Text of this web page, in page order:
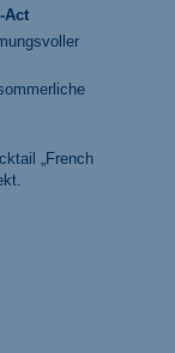
Act
„French